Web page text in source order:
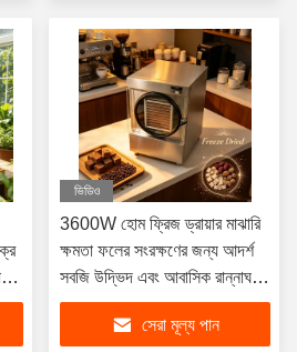
ভিডিও
3600W হোম ফ্রিজ ড্রায়ার মাঝারি
ক্ষমতা ফলের সংরক্ষণের জন্য আদর্শ
সবজি উদ্ভিদ এবং আবাসিক রান্নাঘরে
খাবার
সেরা মূল্য পান